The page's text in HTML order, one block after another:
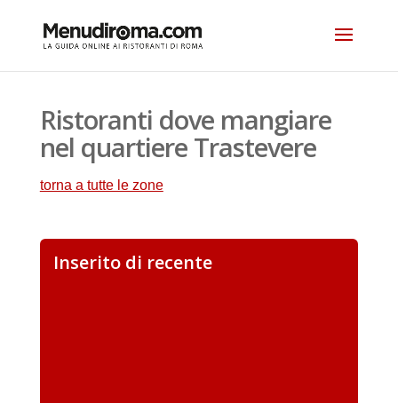
Ristoranti dove mangiare
nel quartiere Trastevere
torna a tutte le zone
Inserito di recente